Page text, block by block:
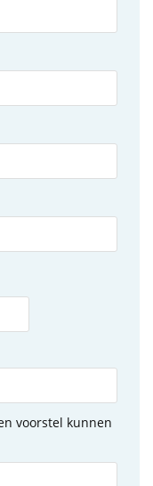
voorstel kunnen